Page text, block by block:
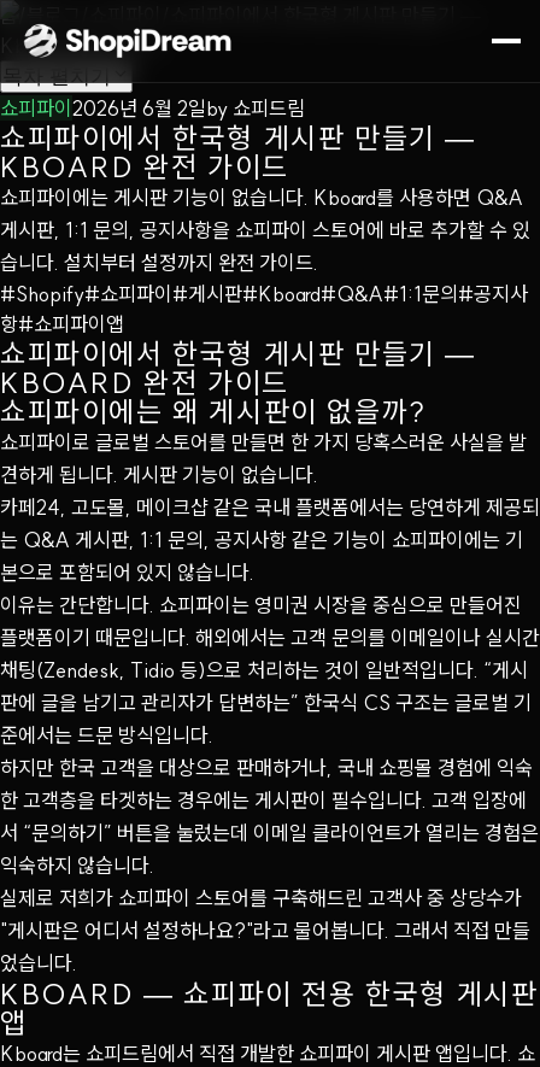
홈
Kboard 완전 가이드
목차펼치기
쇼피파이 2026년 6월 2일by 쇼피드림
쇼피파이에서 한국형 게시판 만들기 —
KBOARD 완전 가이드
쇼피파이에는 게시판 기능이 없습니다. Kboard를 사용하면 Q&A
게시판, 1:1 문의, 공지사항을 쇼피파이 스토어에 바로 추가할 수 있
습니다. 설치부터 설정까지 완전 가이드.
#Shopify#쇼피파이 #게시판#Kboard#Q&A#1:1문의 #공지사
항#쇼피파이앱
쇼피파이에서 한국형 게시판 만들기 —
KBOARD 완전 가이드
쇼피파이에는 왜 게시판이 없을까?
쇼피파이로 글로벌 스토어를 만들면 한 가지 당혹스러운 사실을 발
견하게 됩니다. 게시판 기능이 없습니다.
카페24, 고도몰, 메이크샵 같은 국내 플랫폼에서는 당연하게 제공되
는 Q&A 게시판, 1:1 문의, 공지사항 같은 기능이 쇼피파이에는 기
본으로 포함되어 있지 않습니다.
이유는 간단합니다. 쇼피파이는 영미권 시장을 중심으로 만들어진
플랫폼이기 때문입니다. 해외에서는 고객 문의를 이메일이나 실시간
채팅(Zendesk, Tidio 등)으로 처리하는 것이 일반적입니다. “게시
판에 글을 남기고 관리자가 답변하는” 한국식 CS 구조는 글로벌 기
준에서는 드문 방식입니다.
하지만 한국 고객을 대상으로 판매하거나, 국내 쇼핑몰 경험에 익숙
한 고객층을 타겟하는 경우에는 게시판이 필수입니다. 고객 입장에
서 “문의하기” 버튼을 눌렀는데 이메일 클라이언트가 열리는 경험은
익숙하지 않습니다.
실제로 저희가 쇼피파이 스토어를 구축해드린 고객사 중 상당수가
"게시판은 어디서 설정하나요?"라고 물어봅니다. 그래서 직접 만들
었습니다.
KBOARD — 쇼피파이 전용 한국형 게시판
앱
Kboard는 쇼피드림에서 직접 개발한 쇼피파이 게시판 앱입니다. 쇼